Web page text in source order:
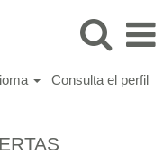
Consulta el perfil